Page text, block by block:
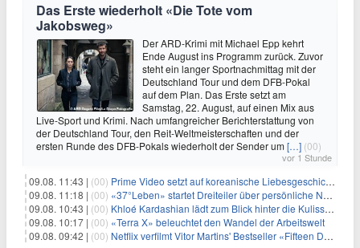
Das Erste wiederholt «Die Tote vom
Jakobsweg»
Der ARD-Krimi mit Michael Epp kehrt
Ende August ins Programm zurück. Zuvor
steht ein langer Sportnachmittag mit der
Deutschland Tour und dem DFB-Pokal
auf dem Plan. Das Erste setzt am
Samstag, 22. August, auf einen Mix aus
Live-Sport und Krimi. Nach umfangreicher Berichterstattung von
der Deutschland Tour, den Reit-Weltmeisterschaften und der
ersten Runde des DFB-Pokals wiederholt der Sender um[…] (00)
vor 1 Stunde
09.08. 11:43 | (00) Prime Video setzt auf koreanische Liebesgeschichte
09.08. 11:18 | (00) «37°Leben» startet Dreiteiler über persönliche Neuanfänge
09.08. 10:43 | (00) Khloé Kardashian lädt zum Blick hinter die Kulissen ihres Freundeskreises
09.08. 10:17 | (00) «Terra X» beleuchtet den Wandel der Arbeitswelt
09.08. 09:42 | (00) Netflix verfilmt Vitor Martins' Bestseller «Fifteen Days»